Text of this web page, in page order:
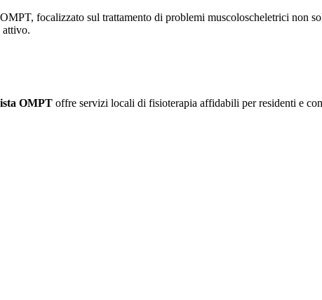
OMPT, focalizzato sul trattamento di problemi muscoloscheletrici non
attivo.
OMPT offre servizi locali di fisioterapia affidabili per residenti e